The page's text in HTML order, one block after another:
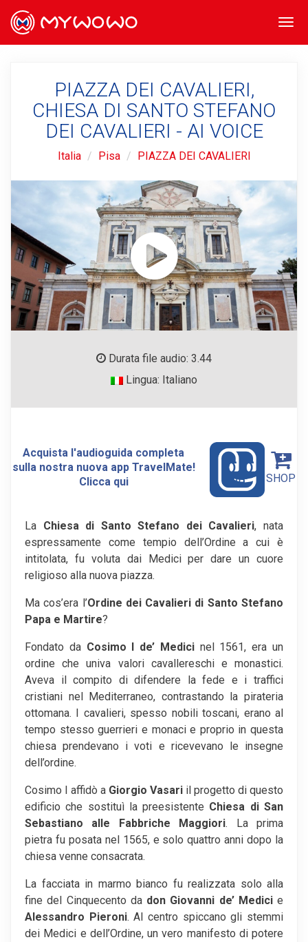
PIAZZA DEI CAVALIERI,
CHIESA DI SANTO STEFANO
DEI CAVALIERI - AI VOICE
Italia Pisa PIAZZA DEI CAVALIERI
Durata file audio: 3.44
Lingua: Italiano
Acquista l'audioguida completa
sulla nostra nuova app TravelMate!
Clicca qui
SHOP
La Chiesa di Santo Stefano dei Cavalieri, nata
espressamente come tempio dell’Ordine a cui è
intitolata, fu voluta dai Medici per dare un cuore
religioso alla nuova piazza.
Ma cos’era l’Ordine dei Cavalieri di Santo Stefano
Papa e Martire?
Fondato da Cosimo I de’ Medici nel 1561, era un
ordine che univa valori cavallereschi e monastici.
Aveva il compito di difendere la fede e i traffici
cristiani nel Mediterraneo, contrastando la pirateria
ottomana. I cavalieri, spesso nobili toscani, erano al
tempo stesso guerrieri e monaci e proprio in questa
chiesa prendevano i voti e ricevevano le insegne
dell’ordine.
Cosimo I affidò a Giorgio Vasari il progetto di questo
edificio che sostituì la preesistente Chiesa di San
Sebastiano alle Fabbriche Maggiori. La prima
pietra fu posata nel 1565, e solo quattro anni dopo la
chiesa venne consacrata.
La facciata in marmo bianco fu realizzata solo alla
fine del Cinquecento da don Giovanni de’ Medicie
Alessandro Pieroni. Al centro spiccano gli stemmi
dei Medici e dell’Ordine, un vero manifesto di potere